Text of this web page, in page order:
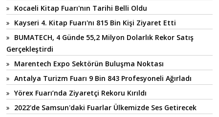
Kocaeli Kitap Fuarı'nın Tarihi Belli Oldu
Kayseri 4. Kitap Fuarı'nı 815 Bin Kişi Ziyaret Etti
BUMATECH, 4 Günde 55,2 Milyon Dolarlık Rekor Satış
Gerçekleştirdi
Marentech Expo Sektörün Buluşma Noktası
Antalya Turizm Fuarı 9 Bin 843 Profesyoneli Ağırladı
Yörex Fuarı’nda Ziyaretçi Rekoru Kırıldı
2022'de Samsun'daki Fuarlar Ülkemizde Ses Getirecek